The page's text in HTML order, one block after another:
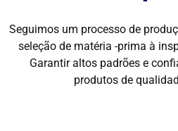
Seguimos um processo de
seleção de matéria -prima à
Garantir altos padrões e
produtos de